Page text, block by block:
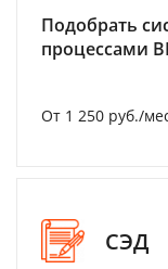
Подобрать
процессами
От 1 250 руб./
СЭД